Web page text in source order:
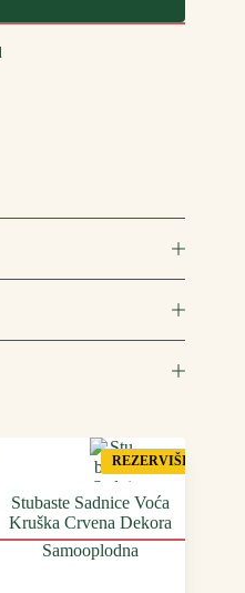
REZERVIŠI
Stubaste Sadnice Voća
Kruška Crvena Dekora
Samooplodna